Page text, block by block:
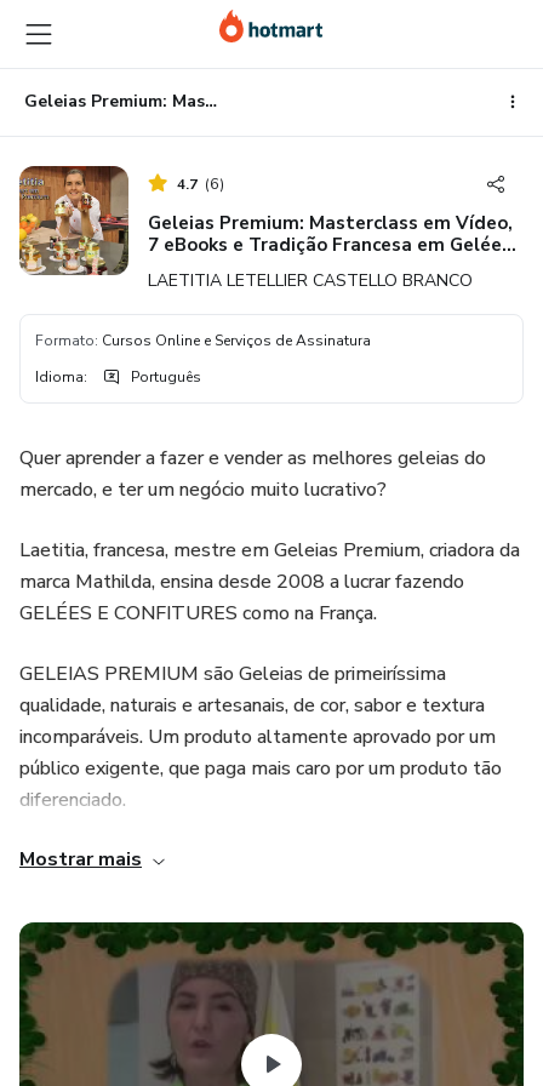
para
o
conteúdo
principal
para
o
pagamento
para
o
rodapé
Geleias Premium: Masterclass em Vídeo, 7 eBooks e Tradição Francesa em Gelées e Confitures Duráveis
4.7 (6)
Geleias Premium: Masterclass em Vídeo,
7 eBooks e Tradição Francesa em Gelées
LAETITIA LETELLIER CASTELLO BRANCO
Formato: Cursos Online e Serviços de Assinatura
Idioma: Português
Quer aprender a fazer e vender as melhores geleias do
mercado, e ter um negócio muito lucrativo?
Laetitia, francesa, mestre em Geleias Premium, criadora da
marca Mathilda, ensina desde 2008 a lucrar fazendo
GELÉES E CONFITURES como na França.
GELEIAS PREMIUM são Geleias de primeiríssima
qualidade, naturais e artesanais, de cor, sabor e textura
incomparáveis. Um produto altamente aprovado por um
público exigente, que paga mais caro por um produto tão
diferenciado.
Além de darem de 100 a 300% de lucro, as Geleias
mais de 1 ano, ou seja, trazem total segurança pois são
Geleias, por definição e por lei. Assim, você não tem
desperdício nem prejuízo e pode inclusive ter um estoque.
Este curso foi produzido profissionalmente, com alta
qualidade de imagem, e todo o passo-a-passo. Os vídeos
Mostrar mais